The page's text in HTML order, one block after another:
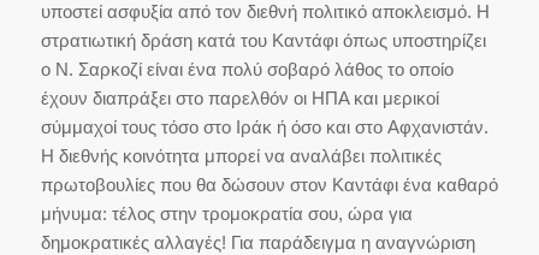
υποστεί ασφυξία από τον διεθνή πολιτικό αποκλεισμό. Η
στρατιωτική δράση κατά του Καντάφι όπως υποστηρίζει
ο Ν. Σαρκοζί είναι ένα πολύ σοβαρό λάθος το οποίο
έχουν διαπράξει στο παρελθόν οι ΗΠΑ και μερικοί
σύμμαχοί τους τόσο στο Ιράκ ή όσο και στο Αφχανιστάν.
Η διεθνής κοινότητα μπορεί να αναλάβει πολιτικές
πρωτοβουλίες που θα δώσουν στον Καντάφι ένα καθαρό
μήνυμα: τέλος στην τρομοκρατία σου, ώρα για
δημοκρατικές αλλαγές! Για παράδειγμα η αναγνώριση